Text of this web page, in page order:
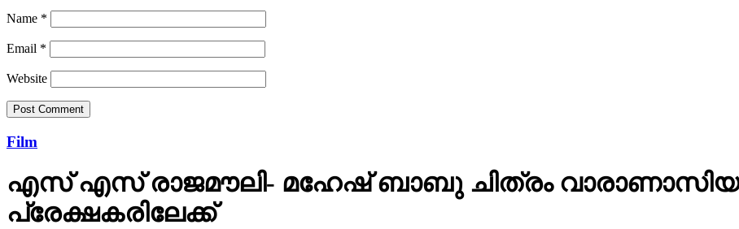
Name *
Email *
Website
Film
എസ് എസ് രാജമൗലി- മഹേഷ് ബാബു ചിത്രം
പ്രേക്ഷകരിലേക്ക്